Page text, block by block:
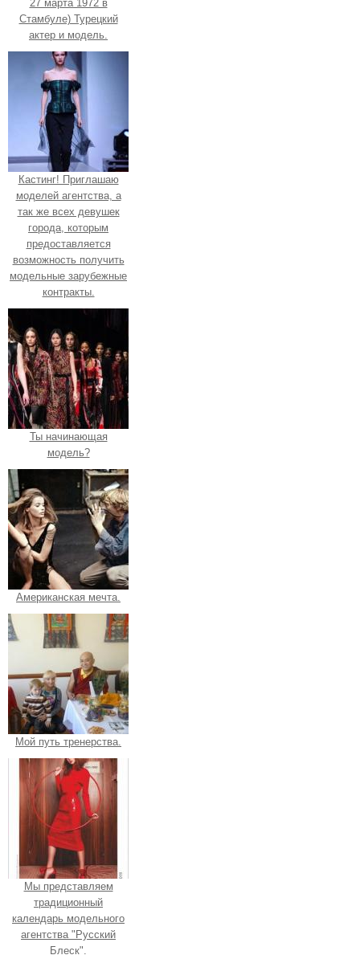
27 марта 1972 в
Стамбуле) Турецкий
актер и модель.
Кастинг! Приглашаю
моделей агентства, а
так же всех девушек
города, которым
предоставляется
возможность получить
модельные зарубежные
контракты.
Ты начинающая
модель?
Американская мечта.
Мой путь тренерства.
Мы представляем
традиционный
календарь модельного
агентства "Русский
Блеск".